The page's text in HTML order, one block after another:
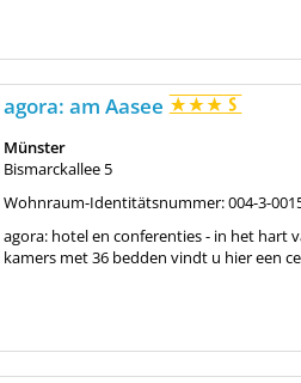
agora: am Aasee
Münster
Bismarckallee 5
Wohnraum-Identitätsnummer: 004-3-
agora: hotel en conferenties - in het hart
kamers met 36 bedden vindt u hier een